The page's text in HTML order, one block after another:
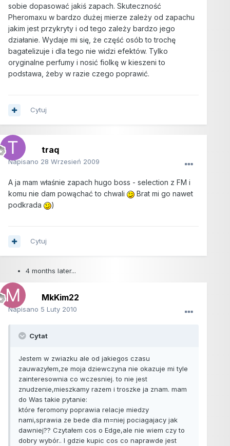
sobie dopasować jakiś zapach. Skuteczność
Pheromaxu w bardzo dużej mierze zależy od zapachu
jakim jest przykryty i od tego zależy bardzo jego
działanie. Wydaje mi się, że część osób to trochę
bagatelizuje i dla tego nie widzi efektów. Tylko
oryginalne perfumy i nosić fiolkę w kieszeni to
podstawa, żeby w razie czego poprawić.
Cytuj
traq
Napisano 28 Wrzesień 2009
A ja mam właśnie zapach hugo boss - selection z FM i
komu nie dam powąchać to chwali
Brat mi go nawet
podkrada
)
Cytuj
4 months later...
MkKim22
Napisano 5 Luty 2010
Cytat
Jestem w zwiazku ale od jakiegos czasu
zauwazyłem,ze moja dziewczyna nie okazuje mi tyle
zainteresownia co wczesniej. to nie jest
znudzenie,mieszkamy razem i troszke ja znam. mam
do Was takie pytanie:
które feromony poprawia relacje miedzy
nami,sprawia ze bede dla m=niej pociagajacy jak
dawniej?? Czytałem cos o Edge,ale nie wiem czy to
dobry wybór.. I gdzie kupic cos co naprawde jest